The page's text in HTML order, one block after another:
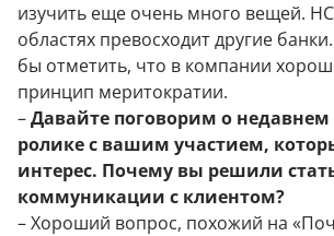
изучить еще очень много вещей.
областях превосходит другие
бы отметить, что в компании
принцип меритократии.
–Давайте поговорим о
ролике с вашим участием,
интерес. Почему вы решили
коммуникации с клиентом?
– Хороший вопрос, похожий на